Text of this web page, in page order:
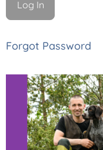
Forgot Password